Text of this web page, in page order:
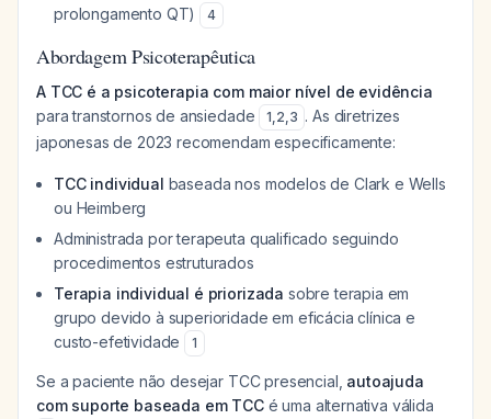
prolongamento QT)
4
Abordagem Psicoterapêutica
A TCC é a psicoterapia com maior nível de evidência
para transtornos de ansiedade
1,2,3 . As diretrizes
japonesas de 2023 recomendam especificamente:
TCC individual baseada nos modelos de Clark e Wells
ou Heimberg
Administrada por terapeuta qualificado seguindo
procedimentos estruturados
Terapia individual é priorizada sobre terapia em
grupo devido à superioridade em eficácia clínica e
custo-efetividade
1
Se a paciente não desejar TCC presencial, autoajuda
com suporte baseada em TCCé uma alternativa válida